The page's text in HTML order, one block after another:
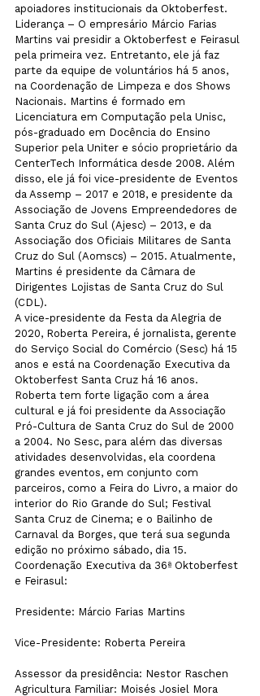
apoiadores institucionais da Oktoberfest.
Liderança – O empresário Márcio Farias
Martins vai presidir a Oktoberfest e Feirasul
pela primeira vez. Entretanto, ele já faz
parte da equipe de voluntários há 5 anos,
na Coordenação de Limpeza e dos Shows
Nacionais. Martins é formado em
Licenciatura em Computação pela Unisc,
pós-graduado em Docência do Ensino
Superior pela Uniter e sócio proprietário da
CenterTech Informática desde 2008. Além
disso, ele já foi vice-presidente de Eventos
da Assemp – 2017 e 2018, e presidente da
Associação de Jovens Empreendedores de
Santa Cruz do Sul (Ajesc) – 2013, e da
Associação dos Oficiais Militares de Santa
Cruz do Sul (Aomscs) – 2015. Atualmente,
Martins é presidente da Câmara de
Dirigentes Lojistas de Santa Cruz do Sul
(CDL).
A vice-presidente da Festa da Alegria de
2020, Roberta Pereira, é jornalista, gerente
do Serviço Social do Comércio (Sesc) há 15
anos e está na Coordenação Executiva da
Oktoberfest Santa Cruz há 16 anos.
Roberta tem forte ligação com a área
cultural e já foi presidente da Associação
Pró-Cultura de Santa Cruz do Sul de 2000
a 2004. No Sesc, para além das diversas
atividades desenvolvidas, ela coordena
grandes eventos, em conjunto com
parceiros, como a Feira do Livro, a maior do
interior do Rio Grande do Sul; Festival
Santa Cruz de Cinema; e o Bailinho de
Carnaval da Borges, que terá sua segunda
edição no próximo sábado, dia 15.
Coordenação Executiva da 36ª Oktoberfest
e Feirasul:
Presidente: Márcio Farias Martins
Vice-Presidente: Roberta Pereira
Assessor da presidência: Nestor Raschen
Agricultura Familiar: Moisés Josiel Mora